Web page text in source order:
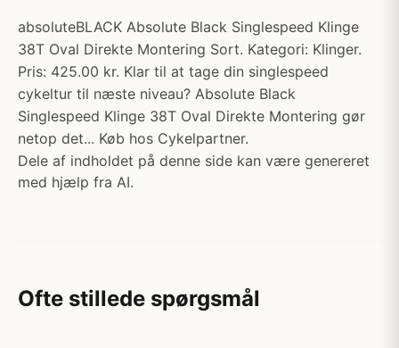
absoluteBLACK Absolute Black Singlespeed Klinge
38T Oval Direkte Montering Sort. Kategori: Klinger.
Pris: 425.00 kr. Klar til at tage din singlespeed
cykeltur til næste niveau? Absolute Black
Singlespeed Klinge 38T Oval Direkte Montering gør
netop det... Køb hos Cykelpartner.
Dele af indholdet på denne side kan være genereret
med hjælp fra AI.
Ofte stillede spørgsmål